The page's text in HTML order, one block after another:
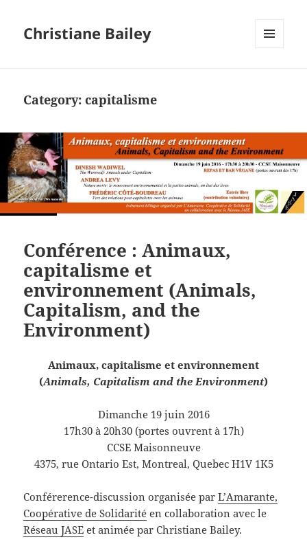
Christiane Bailey
Category:capitalisme
Conférence : Animaux,
capitalisme et
environnement (Animals,
Capitalism, and the
Environment)
Animaux, capitalisme et environnement
(Animals, Capitalism and the Environment)
Dimanche 19 juin 2016
17h30 à 20h30 (portes ouvrent à 17h)
CCSE Maisonneuve
4375, rue Ontario Est, Montreal, Quebec H1V 1K5
Conférerence-discussion organisée parL’Amarante,
Coopérative de Solidarité en collaboration avec le
Réseau JASE et animée par Christiane Bailey.